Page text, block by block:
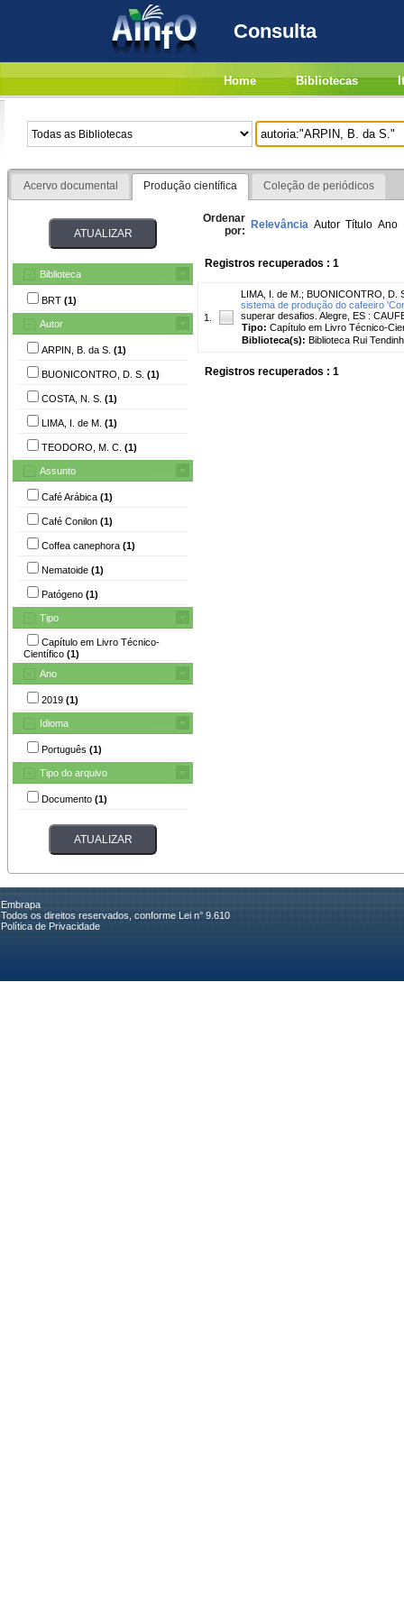
Consulta
Home Bibliotecas
Acervo documental Produção científica Coleção de periódicos
Biblioteca
BRT (1)
Autor
ARPIN, B. da S. (1)
BUONICONTRO, D. S. (1)
COSTA, N. S. (1)
LIMA, I. de M. (1)
TEODORO, M. C. (1)
Assunto
Café Arábica (1)
Café Conilon (1)
Coffea canephora (1)
Nematoide (1)
Patógeno (1)
Tipo
Capítulo em Livro Técnico-
Científico (1)
Ano
2019 (1)
Idioma
Português (1)
Tipo do arquivo
Documento (1)
Ordenar
por: Relevância Autor Título Ano
Registros recuperados : 1
1.
LIMA, I. de M. ; BUONICONTRO, D.
sistema de produção do cafeeiro
superar desafios. Alegre, ES :
Tipo: Capítulo em Livro Técnico-
Biblioteca(s): Biblioteca Rui
Registros recuperados : 1
Embrapa
Todos os direitos reservados, conforme Lei n° 9.610
Política de Privacidade